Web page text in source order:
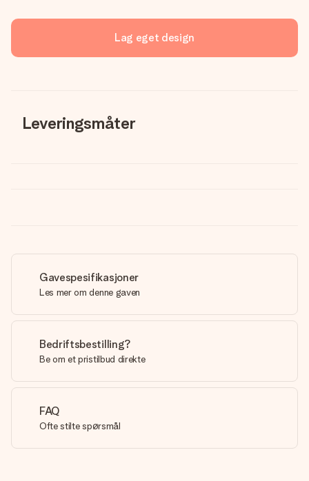
Lag eget design
Leveringsmåter
Gavespesifikasjoner
Les mer om denne gaven
Bedriftsbestilling?
Be om et pristilbud direkte
FAQ
Ofte stilte spørsmål